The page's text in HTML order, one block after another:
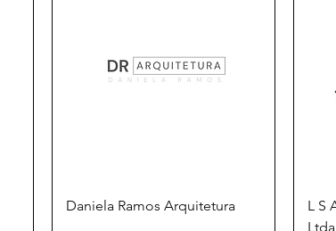
Daniela Ramos Arquitetura
L S
Ltda